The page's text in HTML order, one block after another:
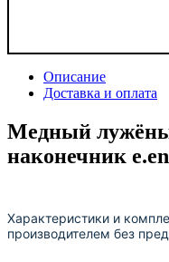
Описание
Доставка и оплата
Медный
наконечник
Характеристики и
производителем без